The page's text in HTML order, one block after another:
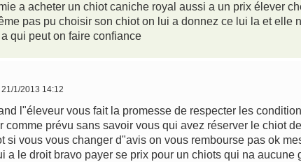
a acheter un chiot caniche royal aussi a un prix élever
pas pu choisir son chiot on lui a donnez ce lui la et elle
qui peut on faire confiance
21/1/2013 14:12
l"éleveur vous fait la promesse de respecter les
comme prévu sans savoir vous qui avez réserver le chiot
si vous vous changer d"avis on vous rembourse pas ok
a le droit bravo payer se prix pour un chiots qui na